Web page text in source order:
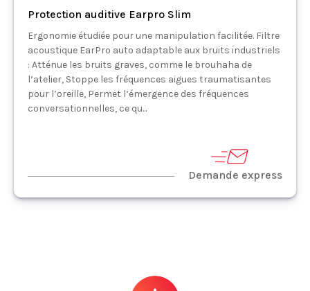
Protection auditive Earpro Slim
Ergonomie étudiée pour une manipulation facilitée. Filtre
acoustique EarPro auto adaptable aux bruits industriels
: Atténue les bruits graves, comme le brouhaha de
l’atelier, Stoppe les fréquences aigues traumatisantes
pour l’oreille, Permet l’émergence des fréquences
conversationnelles, ce qu...
Demande express